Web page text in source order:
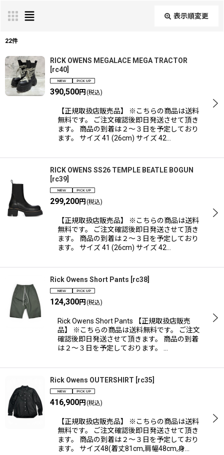
表示順変更
表示数:
並び順
絞り込む
22件
RICK OWENS MEGALACE MEGA TRACTOR
rc40
390,500円 (税込)
【正規取扱店販売品】 ※こちらの商品は送料
無料です。 ご注文確認後即日発送させて頂き
ます。 商品の到着は２〜３日を予定しており
ます。 サイズ 41 (26cm) サイズ 42…
RICK OWENS SS26 TEMPLE BEATLE BOGUN
rc39
299,200円 (税込)
【正規取扱店販売品】 ※こちらの商品は送料
無料です。 ご注文確認後即日発送させて頂き
ます。 商品の到着は２〜３日を予定しており
ます。 サイズ 41 (26cm) サイズ 42…
Rick Owens Short Pants rc38
124,300円 (税込)
Rick Owens Short Pants 【正規取扱店販売
品】 ※こちらの商品は送料無料です。 ご注文
確認後即日発送させて頂きます。 商品の到着
は２〜３日を予定しております。 …
Rick Owens OUTERSHIRT rc35
416,900円 (税込)
【正規取扱店販売品】 ※こちらの商品は送料
無料です。 ご注文確認後即日発送させて頂き
ます。 商品の到着は２〜３日を予定しており
ます。 サイズ48(着丈81cm,肩幅48cm,身…